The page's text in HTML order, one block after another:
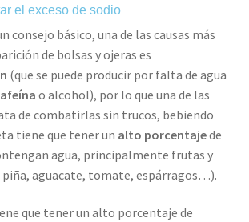
el exceso de sodio
consejo básico, una de las causas más
de bolsas y ojeras es
(que se puede producir por falta de agua
o alcohol), por lo que una de las
de combatirlas sin trucos, bebiendo
tiene que tener un alto porcentajede
agua, principalmente frutas y
piña, aguacate, tomate, espárragos…).
que tener un alto porcentaje de